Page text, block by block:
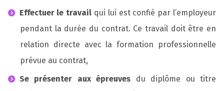
Effectuer le travail qui lui est confié par l’employeur
pendant la durée du contrat. Ce travail doit être en
relation directe avec la formation professionnelle
prévue au contrat,
Se présenter aux épreuves du diplôme ou titre